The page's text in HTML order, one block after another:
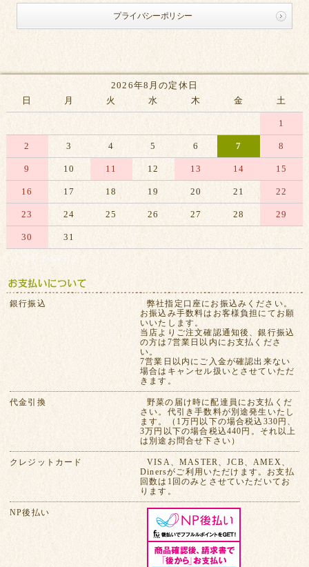
プライバシーポリシー
2026年8月の定休日
日
月 火 水 木 金 土
1
2 3 4 5 6 7 8
9 10 11 12 13 14 15
16 17 18 19 20 21 22
23 24 25 26 27 28 29
30 31
※赤字は休業日です
銀行振込
弊社指定口座にお振込みください。
お振込み手数料はお客様負担にてお願
いいたします。
当店よりご注文確認通知後、銀行振込
の方は7営業日以内にお支払くださ
い。
7営業日以内にご入金が確認出来ない
場合はキャンセル扱いとさせていただ
きます。
代金引換
野菜の届け時に配達員にお支払くだ
さい。代引き手数料が別途発生いたし
ます。（1万円以下の場合税込330円、
3万円以下の場合税込440円。それ以上
は別途お問合せ下さい）
クレジットカード
VISA、MASTER、JCB、AMEX、
Dinersがご利用いただけます。お支払
回数は1回のみとさせていただいてお
ります。
NP後払い